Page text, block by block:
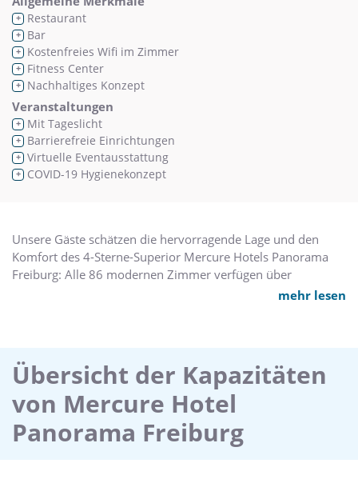
+ Restaurant
+ Bar
+ Kostenfreies Wifi im Zimmer
+ Fitness Center
+ Nachhaltiges Konzept
Veranstaltungen
+ Mit Tageslicht
+ Barrierefreie Einrichtungen
+ Virtuelle Eventausstattung
+ COVID-19 Hygienekonzept
Unsere Gäste schätzen die hervorragende Lage und den
Komfort des 4-Sterne-Superior Mercure Hotels Panorama
Freiburg: Alle 86 modernen Zimmer verfügen über
stehen Trekking-Fahrräder. Für Veranstaltungen stehen 4
Tagungsräume zur Verfügung. Entfernung HBF 4,5 km,
Flughafen Basel 65 km. Per Auto erreichen Sie uns über die
A5.
mehr lesen
Übersicht der Kapazitäten
von Mercure Hotel
Panorama Freiburg